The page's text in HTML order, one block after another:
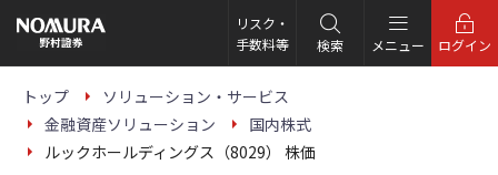
の
ー
リスク・
手数料等
検索 メニュー ログイン
トップ
ソリューション・サービス
金融資産ソリューション
国内株式
ルックホールディングス（8029） 株価